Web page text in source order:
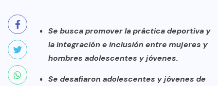
Se busca promover la práctica deportiva y
la integración e inclusión entre mujeres y
hombres adolescentes y jóvenes.
Se desafiaron adolescentes y jóvenes de